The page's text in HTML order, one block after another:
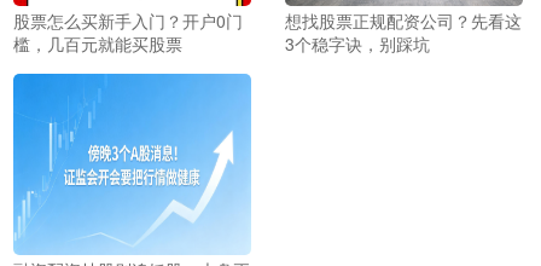
股票怎么买新手入门？开户0门
槛，几百元就能买股票
想找股票正规配资公司？先看这
3个稳字诀，别踩坑